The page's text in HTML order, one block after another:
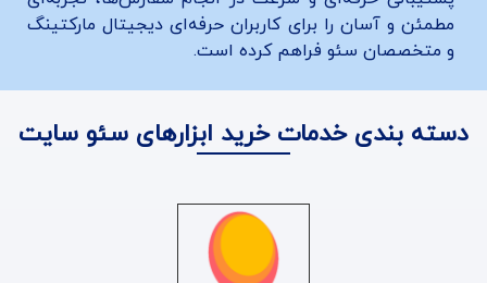
مطمئن و آسان را برای کاربران حرفه‌ای دیجیتال مارکتینگ
و متخصصان سئو فراهم کرده است.
دسته بندی خدمات خرید ابزارهای سئو سایت